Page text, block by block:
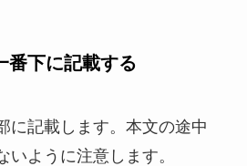
番下に記載する
に記載します。本文の途中
いように注意します。